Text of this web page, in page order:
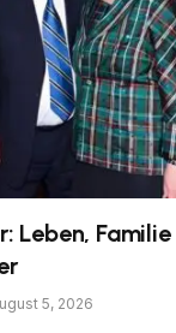
Leben,
5, 2026